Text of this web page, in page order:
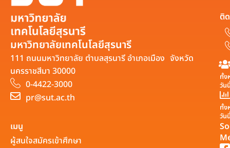
มหาวิทยาลัยเทคโนโลยีสุรนารี
111 ถนนมหาวิทยาลัย ตำบลสุรนารี อำเภอเมือง จังหวัด
นครราชสีมา 30000
0-4422-3000
pr@sut.ac.th
ติ
ทั้ง
วัน
ทั้ง
วัน
เมนู
ผู้สนใจสมัครเข้าศึกษา